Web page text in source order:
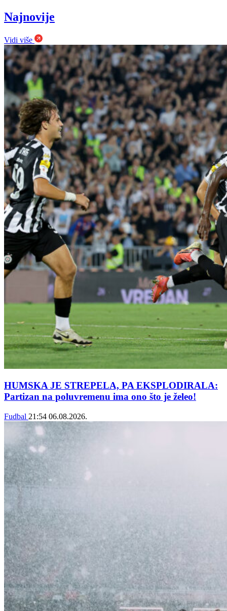
Najnovije
Vidi više
HUMSKA JE STREPELA, PA EKSPLODIRALA:
Partizan na poluvremenu ima ono što je želeo!
Fudbal 21:54 06.08.2026.